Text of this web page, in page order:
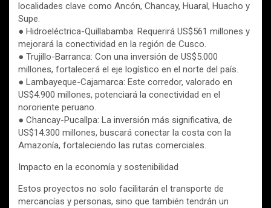
localidades clave como Ancón, Chancay, Huaral, Huacho y
Supe.
● Hidroeléctrica-Quillabamba: Requerirá US$561 millones y
mejorará la conectividad en la región de Cusco.
● Trujillo-Barranca: Con una inversión de US$5.000
millones, fortalecerá el eje logístico en el norte del país.
● Lambayeque-Cajamarca: Este corredor, valorado en
US$4.900 millones, potenciará la conectividad en el
nororiente peruano.
● Chancay-Pucallpa: La inversión más significativa, de
US$14.300 millones, buscará conectar la costa con la
Amazonía, fortaleciendo las rutas comerciales.
Impacto en la economía y sostenibilidad
Estos proyectos no solo facilitarán el transporte de
mercancías y personas, sino que también tendrán un